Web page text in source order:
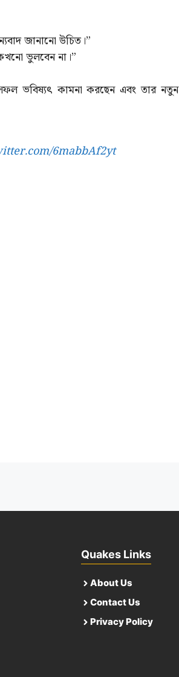
জানানো উচিত।”
ভুলবেন না।”
ভবিষ্যৎ কামনা করছেন এবং তার নতুন
6mabbAf2yt
Quakes Links
About Us
Contact Us
Privacy Policy